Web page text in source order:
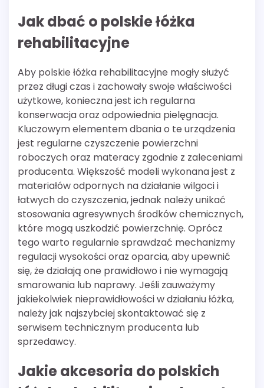
Jak dbać o polskie łóżka
rehabilitacyjne
Aby polskie łóżka rehabilitacyjne mogły służyć
przez długi czas i zachowały swoje właściwości
użytkowe, konieczna jest ich regularna
konserwacja oraz odpowiednia pielęgnacja.
Kluczowym elementem dbania o te urządzenia
jest regularne czyszczenie powierzchni
roboczych oraz materacy zgodnie z zaleceniami
producenta. Większość modeli wykonana jest z
materiałów odpornych na działanie wilgoci i
łatwych do czyszczenia, jednak należy unikać
stosowania agresywnych środków chemicznych,
które mogą uszkodzić powierzchnię. Oprócz
tego warto regularnie sprawdzać mechanizmy
regulacji wysokości oraz oparcia, aby upewnić
się, że działają one prawidłowo i nie wymagają
smarowania lub naprawy. Jeśli zauważymy
jakiekolwiek nieprawidłowości w działaniu łóżka,
należy jak najszybciej skontaktować się z
serwisem technicznym producenta lub
sprzedawcy.
Jakie akcesoria do polskich